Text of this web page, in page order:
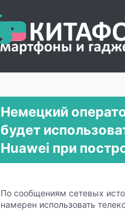
Немецкий
будет
Huawei при
По сообщениям сетевых
намерен использовать